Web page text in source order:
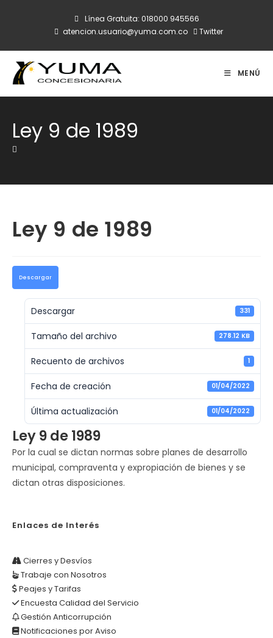
Línea Gratuita: 018000 945566
atencion.usuario@yuma.com.co
Twitter
MENÚ
Ley 9 de 1989
Ley 9 de 1989
Descargar
Descargar 331
Tamaño del archivo 278.12 KB
Recuento de archivos 1
Fecha de creación 01/04/2022
Última actualización 01/04/2022
Ley 9 de 1989
Por la cual se dictan normas sobre planes de desarrollo
municipal, compraventa y expropiación de bienes y se
dictan otras disposiciones.
Enlaces de Interés
Cierres y Desvíos
Trabaje con Nosotros
Peajes y Tarifas
Encuesta Calidad del Servicio
Gestión Anticorrupción
Notificaciones por Aviso